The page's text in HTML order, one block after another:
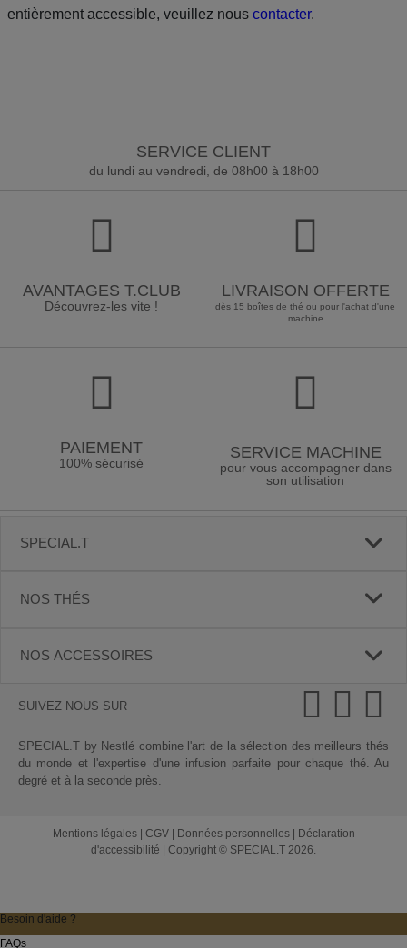
entièrement accessible, veuillez nous contacter.
SERVICE CLIENT
du lundi au vendredi, de 08h00 à 18h00
AVANTAGES T.CLUB
Découvrez-les vite !
LIVRAISON OFFERTE
dès 15 boîtes de thé ou pour l'achat d'une
machine
PAIEMENT
100% sécurisé
SERVICE MACHINE
pour vous accompagner dans
son utilisation
SPECIAL.T
NOS THÉS
NOS ACCESSOIRES
SUIVEZ NOUS SUR
SPECIAL.T by Nestlé combine l'art de la sélection des meilleurs thés
du monde et l'expertise d'une infusion parfaite pour chaque thé. Au
degré et à la seconde près.
Mentions légales| CGV| Données personnelles|
Déclaration
d'accessibilité
Copyright © SPECIAL.T 2026.
Besoin d'aide ?
FAQs